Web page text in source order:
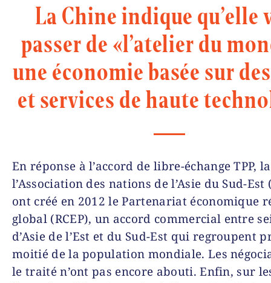
La Chine indique qu’elle
passer de «l’atelier du
une économie basée sur
et services de haute
En réponse à l’accord de libre-échange TPP,
l’Association des nations de l’Asie du Sud-Est
ont créé en 2012 le Partenariat économique
global (RCEP), un accord commercial entre
d’Asie de l’Est et du Sud-Est qui regroupent
moitié de la population mondiale. Les
le traité n’ont pas encore abouti. Enfin, sur